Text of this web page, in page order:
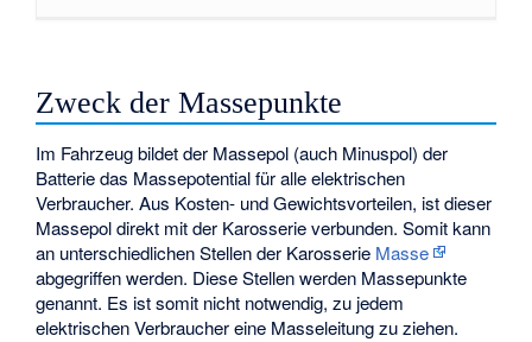
Zweck der Massepunkte
Im Fahrzeug bildet der Massepol (auch Minuspol) der
Batterie das Massepotential für alle elektrischen
Verbraucher. Aus Kosten- und Gewichtsvorteilen, ist dieser
Massepol direkt mit der Karosserie verbunden. Somit kann
an unterschiedlichen Stellen der Karosserie Masse
abgegriffen werden. Diese Stellen werden Massepunkte
genannt. Es ist somit nicht notwendig, zu jedem
elektrischen Verbraucher eine Masseleitung zu ziehen.